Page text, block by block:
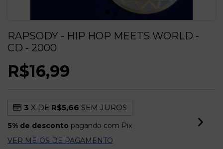
RAPSODY - HIP HOP MEETS WORLD -
CD - 2000
R$16,99
3 X DE R$5,66 SEM JUROS
5% de desconto pagando com Pix
VER MEIOS DE PAGAMENTO